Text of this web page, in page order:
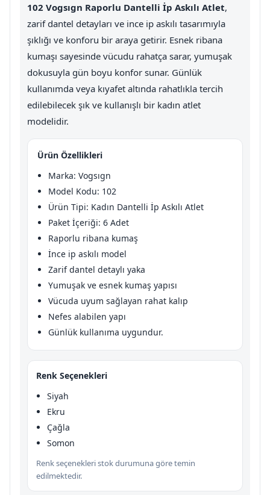
102 Vogsıgn Raporlu Dantelli İp Askılı Atlet,
zarif dantel detayları ve ince ip askılı tasarımıyla
şıklığı ve konforu bir araya getirir. Esnek ribana
kumaşı sayesinde vücudu rahatça sarar, yumuşak
dokusuyla gün boyu konfor sunar. Günlük
kullanımda veya kıyafet altında rahatlıkla tercih
edilebilecek şık ve kullanışlı bir kadın atlet
modelidir.
Ürün Özellikleri
Marka: Vogsıgn
Model Kodu: 102
Ürün Tipi: Kadın Dantelli İp Askılı Atlet
Paket İçeriği: 6 Adet
Raporlu ribana kumaş
İnce ip askılı model
Zarif dantel detaylı yaka
Yumuşak ve esnek kumaş yapısı
Vücuda uyum sağlayan rahat kalıp
Nefes alabilen yapı
Günlük kullanıma uygundur.
Renk Seçenekleri
Siyah
Ekru
Çağla
Somon
Renk seçenekleri stok durumuna göre temin
edilmektedir.